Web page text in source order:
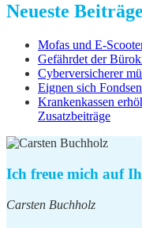
Neueste Beiträge
Mofas und E-
Gefährdet der
Cyberversicherer
Eignen sich
Krankenkassen
Zusatzbeiträge
Ich freue mich auf
Carsten Buchholz